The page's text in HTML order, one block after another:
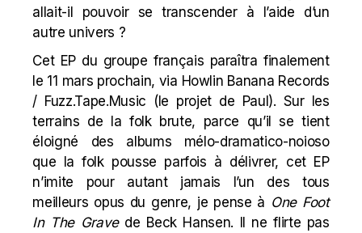
allait-il pouvoir se transcender à l’aide d’un
autre univers ?
Cet EPdu groupe français paraîtra finalement
le 11 mars prochain, via Howlin Banana Records
/ Fuzz.Tape.Music (le projet de Paul). Sur les
terrains de la folk brute, parce qu’il se tient
éloigné des albums mélo-dramatico-noioso
que la folk pousse parfois à délivrer, cet EP
n’imite pour autant jamais l’un des tous
meilleurs opus du genre, je pense à One Foot
In The Gravede Beck Hansen. Il ne flirte pas